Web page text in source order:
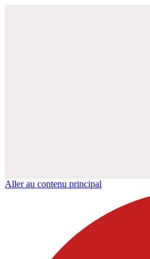
Aller au contenu principal